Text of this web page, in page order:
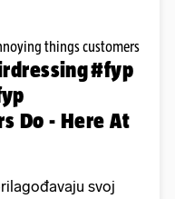
things customers
#fyp
Do - Here At
svoj